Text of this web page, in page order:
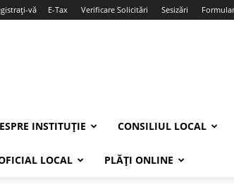
vă E-Tax Verificare Solicitări Sesizări
INSTITUȚIE CONSILIUL LOCAL
LOCAL PLĂȚI ONLINE